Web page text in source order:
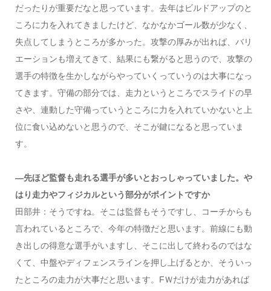
だったりが重要だなと思っています。去年はビルドアップのと
ころに力を入れてきましたけど、なかなかゴール数が少なく、
失点してしまうところが多かった。攻撃の厚みが出れば、バリ
エーションも増えてきて、結果にも繋がると思うので、攻撃の
選手の特徴を生かしながらやっていくっていうのは大事になっ
てきます。守備の部分では、走力というところでスライドの早
さや、連動した守備っていうところに力を入れていかないと上
位に食い込めないと思うので、そこが鍵になると思っていま
す。
―先ほど監督も走れる選手が多いとおっしゃっていました。や
はり走力やフィジカルという部分がポイントですか
田部井：そうですね。そこは監督もそうですし、コーチからも
言われているところで、今年の特徴だと思います。前線にも動
き出しの得意な選手がいますし、そこに出して終わるのではな
くて、中盤やディフェンスラインを押し上げるとか、そういっ
たところの走力が大事だと思います。FＷだけが走力があれば